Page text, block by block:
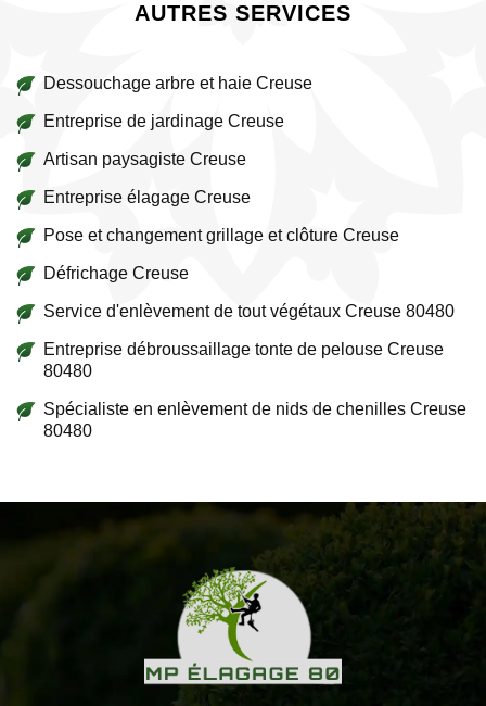
AUTRES SERVICES
Dessouchage arbre et haie Creuse
Entreprise de jardinage Creuse
Artisan paysagiste Creuse
Entreprise élagage Creuse
Pose et changement grillage et clôture Creuse
Défrichage Creuse
Service d'enlèvement de tout végétaux Creuse 80480
Entreprise débroussaillage tonte de pelouse Creuse
80480
Spécialiste en enlèvement de nids de chenilles Creuse
80480